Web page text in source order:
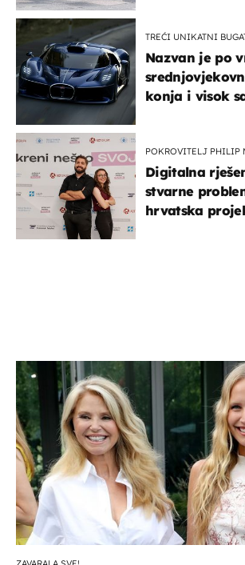
TREĆI UNIKATNI
Nazvan je po
konja i visok
POKROVITELJ PHILIP
Digitalna
stvarne
hrvatska